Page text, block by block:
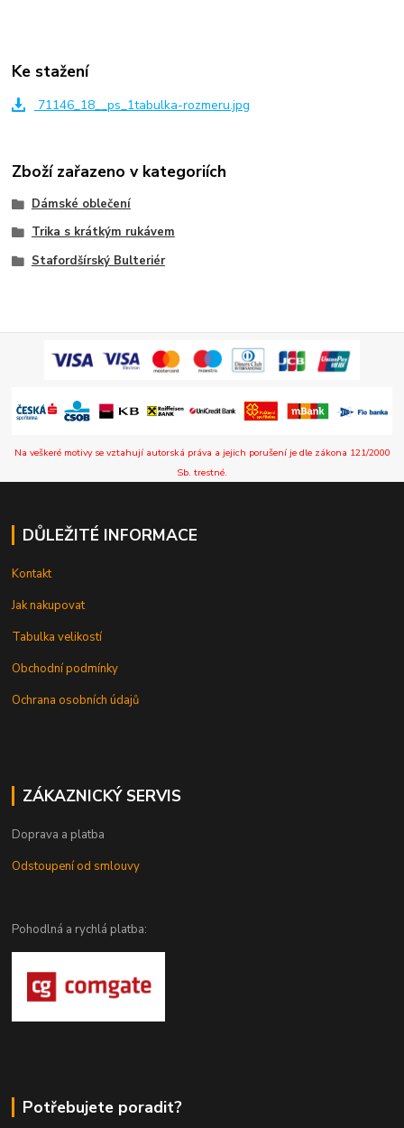
Ke stažení
71146_18__ps_1tabulka-rozmeru.jpg
Zboží zařazeno v kategoriích
Dámské oblečení
Trika s krátkým rukávem
Stafordšírský Bulteriér
Na veškeré motivy se vztahují autorská práva a jejich porušení je dle zákona 121/2000
Sb. trestné.
DŮLEŽITÉ INFORMACE
Kontakt
Jak nakupovat
Tabulka velikostí
Obchodní podmínky
Ochrana osobních údajů
ZÁKAZNICKÝ SERVIS
Doprava a platba
Odstoupení od smlouvy
Pohodlná a rychlá platba:
Potřebujete poradit?